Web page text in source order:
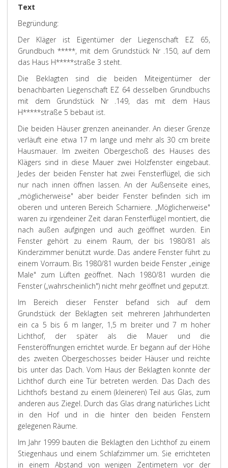
Text
Begründung:
Der Kläger ist Eigentümer der Liegenschaft EZ 65,
Grundbuch *****, mit dem Grundstück Nr .150, auf dem
das Haus H*****straße 3 steht.
Die Beklagten sind die beiden Miteigentümer der
benachbarten Liegenschaft EZ 64 desselben Grundbuchs
mit dem Grundstück Nr .149, das mit dem Haus
H*****straße 5 bebaut ist.
Die beiden Häuser grenzen aneinander. An dieser Grenze
verläuft eine etwa 17 m lange und mehr als 30 cm breite
Hausmauer. Im zweiten Obergeschoß des Hauses des
Klägers sind in diese Mauer zwei Holzfenster eingebaut.
Jedes der beiden Fenster hat zwei Fensterflügel, die sich
nur nach innen öffnen lassen. An der Außenseite eines,
„möglicherweise" aber beider Fenster befinden sich im
oberen und unteren Bereich Scharniere. „Möglicherweise"
waren zu irgendeiner Zeit daran Fensterflügel montiert, die
nach außen aufgingen und auch geöffnet wurden. Ein
Fenster gehört zu einem Raum, der bis 1980/81 als
Kinderzimmer benützt wurde. Das andere Fenster führt zu
einem Vorraum. Bis 1980/81 wurden beide Fenster „einige
Male" zum Lüften geöffnet. Nach 1980/81 wurden die
Fenster („wahrscheinlich") nicht mehr geöffnet und geputzt.
Im Bereich dieser Fenster befand sich auf dem
Grundstück der Beklagten seit mehreren Jahrhunderten
ein ca 5 bis 6 m langer, 1,5 m breiter und 7 m hoher
Lichthof, der später als die Mauer und die
Fensteröffnungen errichtet wurde. Er begann auf der Höhe
des zweiten Obergeschosses beider Häuser und reichte
bis unter das Dach. Vom Haus der Beklagten konnte der
Lichthof durch eine Tür betreten werden. Das Dach des
Lichthofs bestand zu einem (kleineren) Teil aus Glas, zum
anderen aus Ziegel. Durch das Glas drang natürliches Licht
in den Hof und in die hinter den beiden Fenstern
gelegenen Räume.
Im Jahr 1999 bauten die Beklagten den Lichthof zu einem
Stiegenhaus und einem Schlafzimmer um. Sie errichteten
in einem Abstand von wenigen Zentimetern vor der